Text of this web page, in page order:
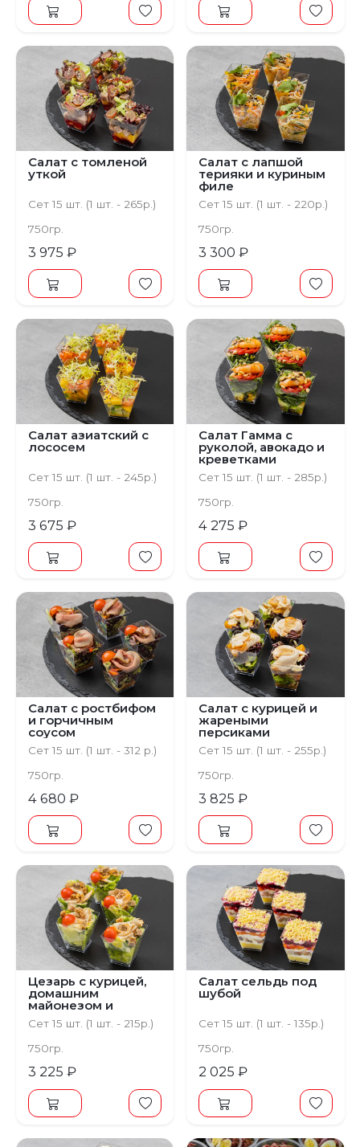
Салат с томленой
уткой
Сет 15 шт. (1 шт. - 265р.)
750гр.
3 975 ₽
Салат с лапшой
терияки и куриным
филе
Сет 15 шт. (1 шт. - 220р.)
750гр.
3 300 ₽
Салат азиатский с
лососем
Сет 15 шт. (1 шт. - 245р.)
750гр.
3 675 ₽
Салат Гамма с
руколой, авокадо и
креветками
Сет 15 шт. (1 шт. - 285р.)
750гр.
4 275 ₽
Салат с ростбифом
и горчичным
соусом
Сет 15 шт. (1 шт. - 312 р.)
750гр.
4 680 ₽
Салат с курицей и
жареными
персиками
Сет 15 шт. (1 шт. - 255р.)
750гр.
3 825 ₽
Цезарь с курицей,
домашним
майонезом и
хлебцами
Сет 15 шт. (1 шт. - 215р.)
750гр.
3 225 ₽
Салат сельдь под
шубой
Сет 15 шт. (1 шт. - 135р.)
750гр.
2 025 ₽